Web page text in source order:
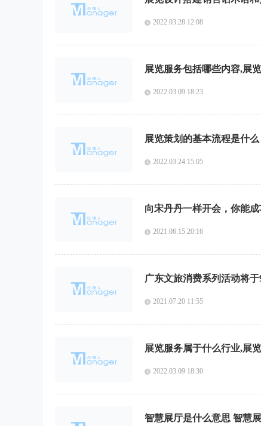
2022.03.28 12:08
展览服务包括哪些内容,展
2022.03.09 18:23
展览策划的基本流程是什
2022.03.24 15:05
向宋丹丹一样开会，你能
2021.06.15 20:16
广东文旅消费系列活动将
2021.07.20 11:55
展览服务属于什么行业,展
2022.03.09 18:30
智慧展厅是什么意思 智慧